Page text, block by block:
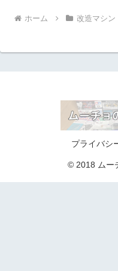
ホーム 改造マシン
プライバシ
© 2018 ムー